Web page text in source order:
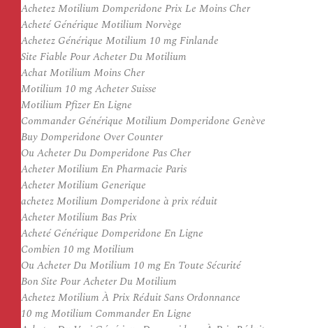
Achetez Motilium Domperidone Prix Le Moins Cher
Acheté Générique Motilium Norvège
Achetez Générique Motilium 10 mg Finlande
Site Fiable Pour Acheter Du Motilium
Achat Motilium Moins Cher
Motilium 10 mg Acheter Suisse
Motilium Pfizer En Ligne
Commander Générique Motilium Domperidone Genève
Buy Domperidone Over Counter
Ou Acheter Du Domperidone Pas Cher
Acheter Motilium En Pharmacie Paris
Acheter Motilium Generique
achetez Motilium Domperidone à prix réduit
Acheter Motilium Bas Prix
Acheté Générique Domperidone En Ligne
Combien 10 mg Motilium
Ou Acheter Du Motilium 10 mg En Toute Sécurité
Bon Site Pour Acheter Du Motilium
Achetez Motilium À Prix Réduit Sans Ordonnance
10 mg Motilium Commander En Ligne